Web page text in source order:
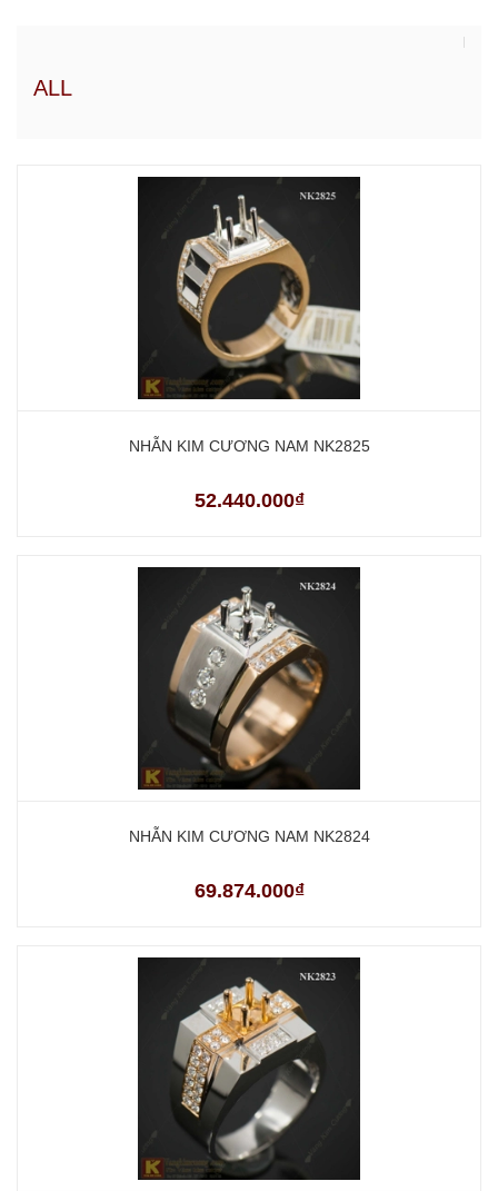
ALL
NHẪN KIM CƯƠNG NAM NK2825
52.440.000₫
NHẪN KIM CƯƠNG NAM NK2824
69.874.000₫